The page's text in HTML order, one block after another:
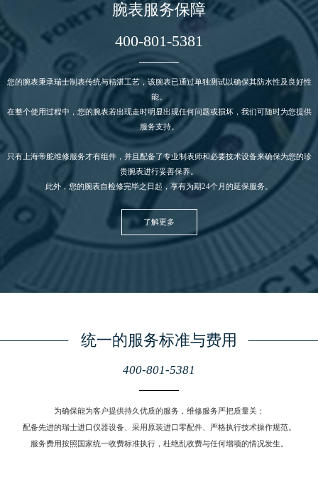
腕表服务保障
400-801-5381
您的腕表秉承瑞士制表传统与精湛工艺，该腕表已通过单独测试以确保其防水性及良好性
能。
在整个使用过程中，您的腕表若出现走时明显出现任何问题或损坏，我们可随时为您提供
服务支持。
只有上海帝舵维修服务才有组件，并且配备了专业制表师和必要技术设备来确保为您的珍
贵腕表进行妥善保养。
此外，您的腕表自检修完毕之日起，享有为期24个月的延保服务。
了解更多
统一的服务标准与费用
400-801-5381
为确保能为客户提供持久优质的服务，维修服务严把质量关：
配备先进的瑞士进口仪器设备、采用原装进口零配件、严格执行技术操作规范。
服务费用按照国家统一收费标准执行，杜绝乱收费与任何增项的情况发生。